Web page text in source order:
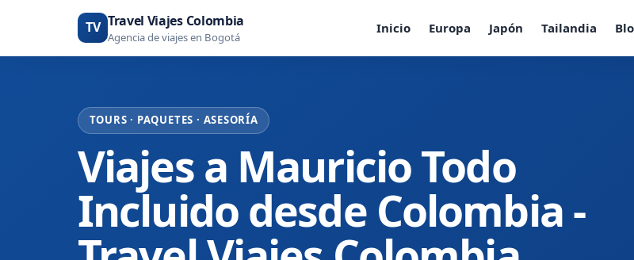
TV Travel Viajes Colombia
Agencia de viajes en Bogotá
Inicio Europa Japón Tailandia
TOURS · PAQUETES · ASESORÍA
Viajes a Mauricio Todo
Incluido desde Colombia -